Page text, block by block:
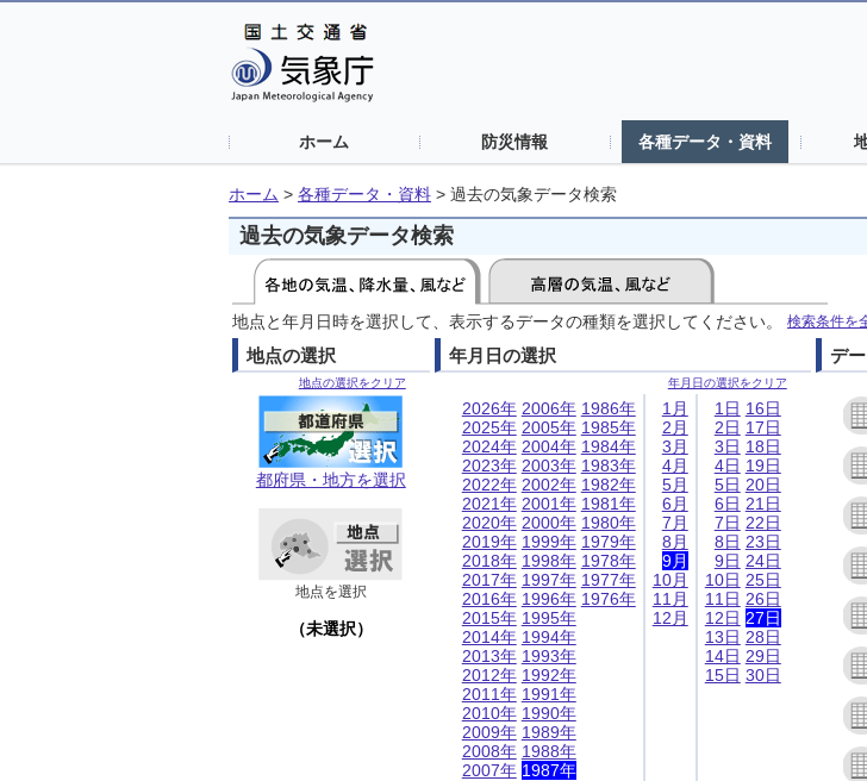
ホーム 防災情報 各種データ・資料
ホーム > 各種データ・資料 > 過去の気象データ検索
過去の気象データ検索
地点と年月日時を選択して、表示するデータの種類を選択してください。 検索条件を
地点の選択
地点の選択をクリア
都府県・地方を選択
地点を選択
（未選択）
年月日の選択
年月日の選択をクリア
2026年
2025年
2024年
2023年
2022年
2021年
2020年
2019年
2018年
2017年
2016年
2015年
2014年
2013年
2012年
2011年
2010年
2009年
2008年
2007年
2006年
2005年
2004年
2003年
2002年
2001年
2000年
1999年
1998年
1997年
1996年
1995年
1994年
1993年
1992年
1991年
1990年
1989年
1988年
1987年
1986年
1985年
1984年
1983年
1982年
1981年
1980年
1979年
1978年
1977年
1976年
1月
2月
3月
4月
5月
6月
7月
8月
9月
10月
11月
12月
1日
2日
3日
4日
5日
6日
7日
8日
9日
10日
11日
12日
13日
14日
15日
16日
17日
18日
19日
20日
21日
22日
23日
24日
25日
26日
27日
28日
29日
30日
デ